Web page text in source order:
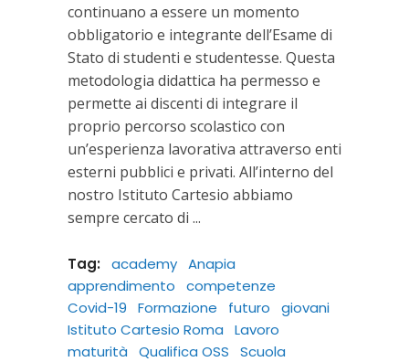
continuano a essere un momento
obbligatorio e integrante dell’Esame di
Stato di studenti e studentesse. Questa
metodologia didattica ha permesso e
permette ai discenti di integrare il
proprio percorso scolastico con
un’esperienza lavorativa attraverso enti
esterni pubblici e privati. All’interno del
nostro Istituto Cartesio abbiamo
sempre cercato di
Tag: academy Anapia
apprendimento
competenze
Covid-19
Formazione futuro
giovani
Istituto Cartesio Roma
Lavoro
maturità
Qualifica OSS
Scuola